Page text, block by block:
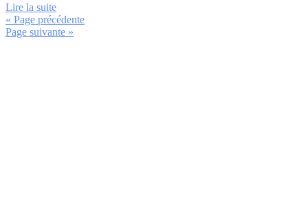
Lire la suite
« Page précédente
Page suivante »